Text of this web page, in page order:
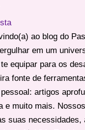
ao blog do
em um
equipar para os
fonte de
artigos
e muito mais.
suas